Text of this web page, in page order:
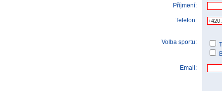
Příjmení:
Telefon:
Volba sportu:
Email: